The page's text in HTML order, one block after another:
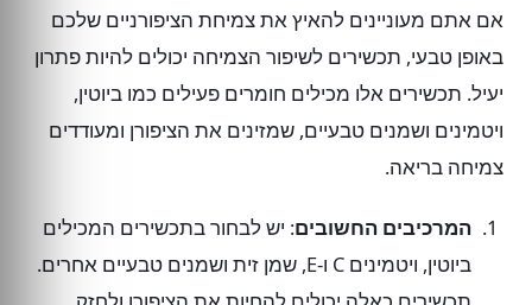
אם אתם מעוניינים להאיץ את צמיחת הציפורניים שלכם
באופן טבעי, תכשירים לשיפור הצמיחה יכולים להיות פתרון
יעיל. תכשירים אלו מכילים חומרים פעילים כמו ביוטין,
ויטמינים ושמנים טבעיים, שמזינים את הציפורן ומעודדים
צמיחה בריאה.
המרכיבים החשובים: יש לבחור בתכשירים המכילים
ביוטין, ויטמינים C ו-E, שמן זית ושמנים טבעיים אחרים.